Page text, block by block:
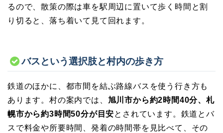
るので、散策の際は車を駅周辺に置いて歩く時間と割
り切ると、落ち着いて見て回れます。
バスという選択肢と村内の歩き方
鉄道のほかに、都市間を結ぶ路線バスを使う行き方も
あります。村の案内では、 旭川市から約2時間40分、札
幌市から約3時間50分が目安とされています。鉄道とバ
スで料金や所要時間、発着の時間帯を見比べて、その